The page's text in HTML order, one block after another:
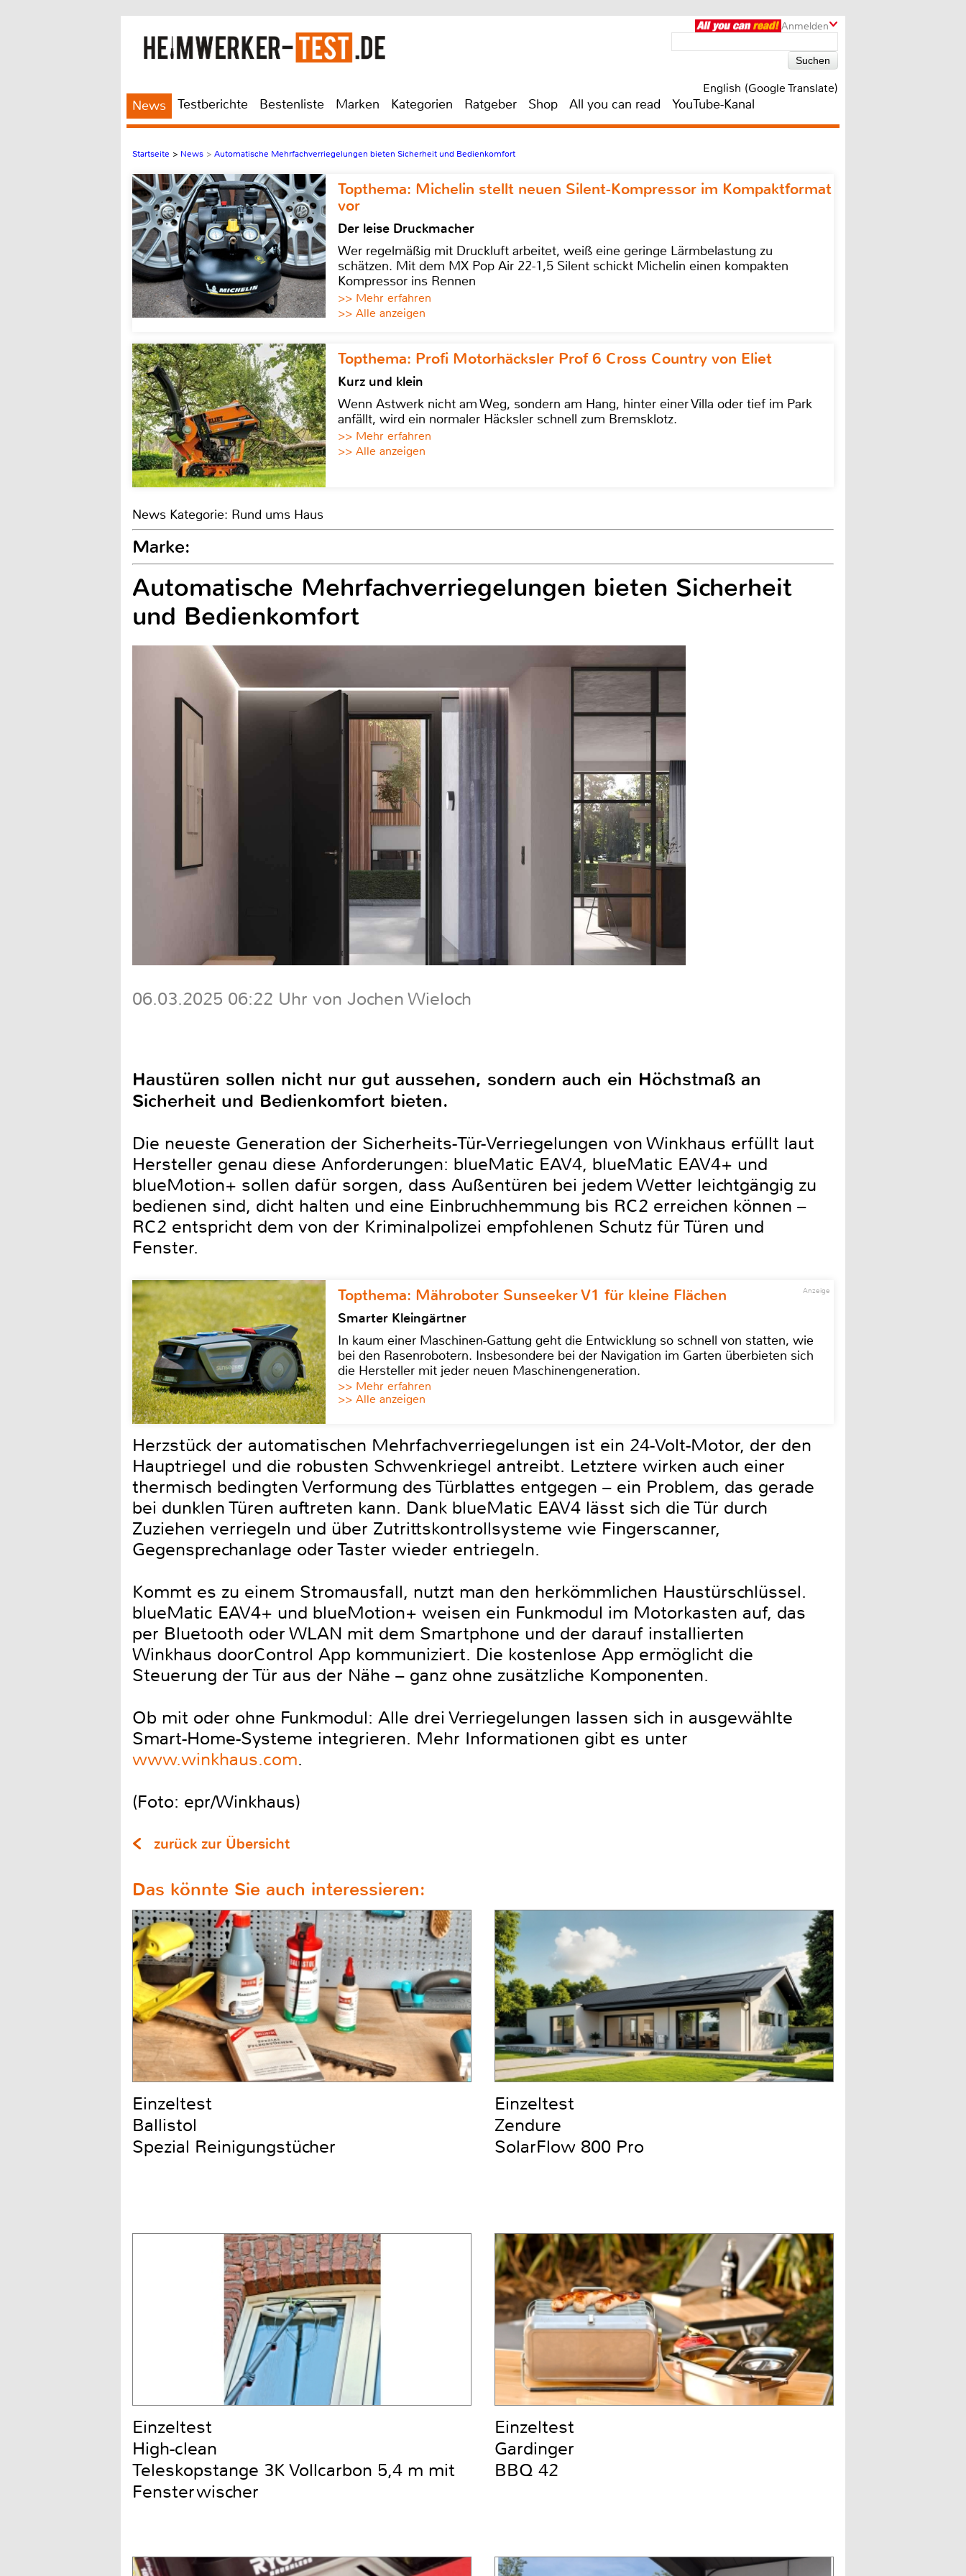
Anmelden
English (Google Translate)
News Testberichte Bestenliste Marken Kategorien Ratgeber Shop All you can read YouTube-Kanal
Startseite > News > Automatische Mehrfachverriegelungen bieten Sicherheit und Bedienkomfort
Topthema: Michelin stellt neuen Silent-Kompressor im Kompaktformat
vor
Der leise Druckmacher
Wer regelmäßig mit Druckluft arbeitet, weiß eine geringe Lärmbelastung zu
schätzen. Mit dem MX Pop Air 22-1,5 Silent schickt Michelin einen kompakten
Kompressor ins Rennen
>> Mehr erfahren
>> Alle anzeigen
Topthema: Profi Motorhäcksler Prof 6 Cross Country von Eliet
Kurz und klein
Wenn Astwerk nicht am Weg, sondern am Hang, hinter einer Villa oder tief im Park
anfällt, wird ein normaler Häcksler schnell zum Bremsklotz.
>> Mehr erfahren
>> Alle anzeigen
News Kategorie: Rund ums Haus
Marke:
Automatische Mehrfachverriegelungen bieten Sicherheit
und Bedienkomfort
06.03.2025 06:22 Uhr von Jochen Wieloch
Haustüren sollen nicht nur gut aussehen, sondern auch ein Höchstmaß an
Sicherheit und Bedienkomfort bieten.
Die neueste Generation der Sicherheits-Tür-Verriegelungen von Winkhaus erfüllt laut
Hersteller genau diese Anforderungen: blueMatic EAV4, blueMatic EAV4+ und
blueMotion+ sollen dafür sorgen, dass Außentüren bei jedem Wetter leichtgängig zu
bedienen sind, dicht halten und eine Einbruchhemmung bis RC2 erreichen können –
RC2 entspricht dem von der Kriminalpolizei empfohlenen Schutz für Türen und
Fenster.
Anzeige
Topthema: Mähroboter Sunseeker V1 für kleine Flächen
Smarter Kleingärtner
In kaum einer Maschinen-Gattung geht die Entwicklung so schnell von statten, wie
bei den Rasenrobotern. Insbesondere bei der Navigation im Garten überbieten sich
die Hersteller mit jeder neuen Maschinengeneration.
>> Mehr erfahren
>> Alle anzeigen
Herzstück der automatischen Mehrfachverriegelungen ist ein 24-Volt-Motor, der den
Hauptriegel und die robusten Schwenkriegel antreibt. Letztere wirken auch einer
thermisch bedingten Verformung des Türblattes entgegen – ein Problem, das gerade
bei dunklen Türen auftreten kann. Dank blueMatic EAV4 lässt sich die Tür durch
Zuziehen verriegeln und über Zutrittskontrollsysteme wie Fingerscanner,
Gegensprechanlage oder Taster wieder entriegeln.
Kommt es zu einem Stromausfall, nutzt man den herkömmlichen Haustürschlüssel.
blueMatic EAV4+ und blueMotion+ weisen ein Funkmodul im Motorkasten auf, das
per Bluetooth oder WLAN mit dem Smartphone und der darauf installierten
Winkhaus doorControl App kommuniziert. Die kostenlose App ermöglicht die
Steuerung der Tür aus der Nähe – ganz ohne zusätzliche Komponenten.
Ob mit oder ohne Funkmodul: Alle drei Verriegelungen lassen sich in ausgewählte
Smart-Home-Systeme integrieren. Mehr Informationen gibt es unter
www.winkhaus.com.
(Foto: epr/Winkhaus)
zurück zur Übersicht
Das könnte Sie auch interessieren:
Einzeltest
Ballistol
Spezial Reinigungstücher
Einzeltest
Zendure
SolarFlow 800 Pro
Einzeltest
High-clean
Teleskopstange 3K Vollcarbon 5,4 m mit
Fensterwischer
Einzeltest
Gardinger
BBQ 42